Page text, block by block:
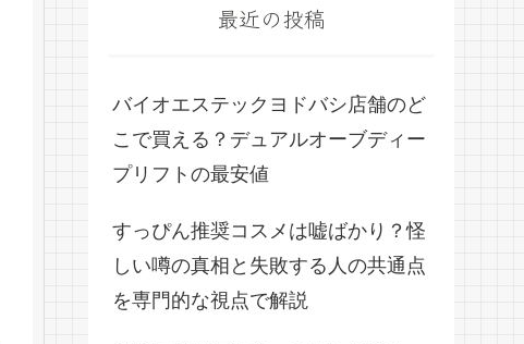
最近の投稿
バイオエステックヨドバシ店舗のど
こで買える？デュアルオーブディー
プリフトの最安値
すっぴん推奨コスメは嘘ばかり？怪
しい噂の真相と失敗する人の共通点
を専門的な視点で解説